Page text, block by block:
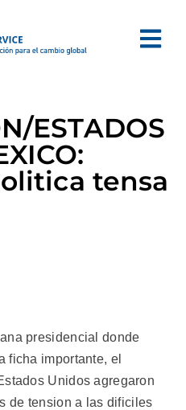
ESTADOS
tensa
presidencial donde
ficha importante, el
Unidos agregaron
de tension a las dificiles